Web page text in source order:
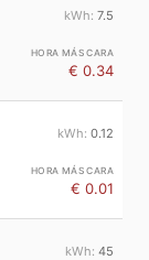
7.5
€ 0.34
0.12
€ 0.01
45